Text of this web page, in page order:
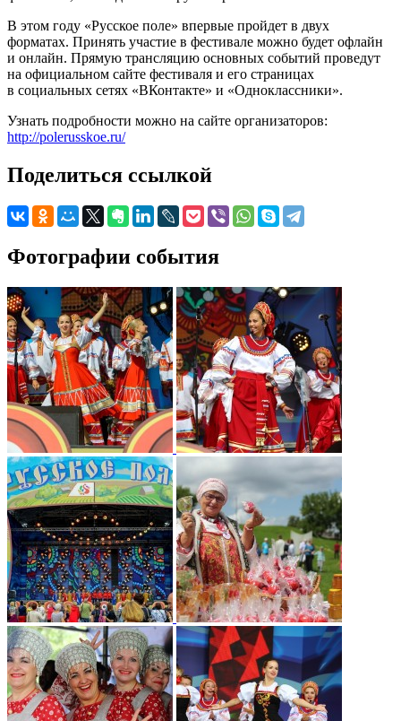
В этом году «Русское поле» впервые пройдет в двух
форматах. Принять участие в фестивале можно будет офлайн
и онлайн. Прямую трансляцию основных событий проведут
на официальном сайте фестиваля и его страницах
в социальных сетях «ВКонтакте» и «Одноклассники».
Узнать подробности можно на сайте организаторов:
http://polerusskoe.ru/
Поделиться ссылкой
Фотографии события